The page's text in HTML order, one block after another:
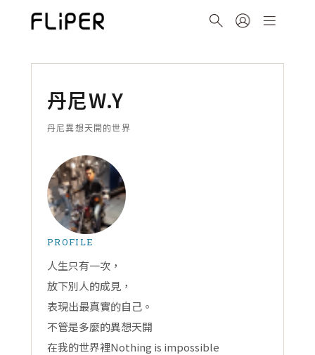
丹尼W.Y
丹尼異想天開的世界
PROFILE
人生只有一次，
放下別人的成見，
表現出最真實的自己。
不管是多麼的異想天開
在我的世界裡Nothing is impossible